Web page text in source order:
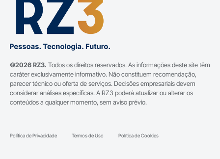
©2026 RZ3. Todos os direitos reservados. As informações deste site têm
caráter exclusivamente informativo. Não constituem recomendação,
parecer técnico ou oferta de serviços. Decisões empresariais devem
considerar análises específicas. A RZ3 poderá atualizar ou alterar os
conteúdos a qualquer momento, sem aviso prévio.
Política de Privacidade Termos de Uso Política de Cookies